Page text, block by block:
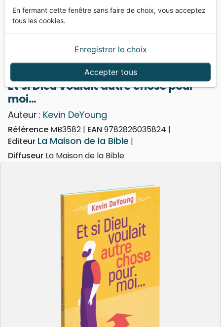
Vous ne pouvez pas créer de nouvelle commande
depuis votre pays (United States).
Edification
Croissance spirituelle
Et si Dieu voulait autre chose pour moi…
Et si Dieu voulait autre chose pour
moi…
Auteur : Kevin DeYoung
Référence MB3582 EAN 9782826035824
Editeur La Maison de la Bible
Diffuseur La Maison de la Bible
En fermant cette fenêtre sans faire de choix, vous acceptez
tous les cookies.
Accepter tous
Enregistrer le choix